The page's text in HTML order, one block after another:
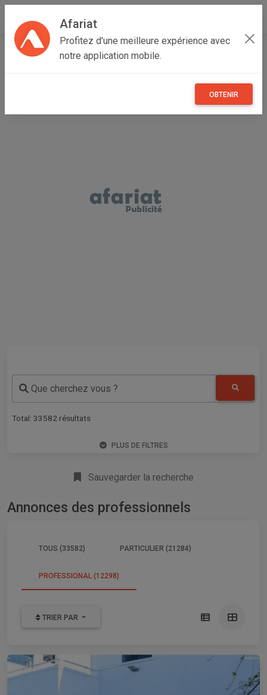
Afariat
Profitez d'une meilleure expérience avec
notre application mobile.
OBTENIR
Accueil Recherche Annonces des professionnels
Que cherchez vous ?
Total: 33582 résultats
PLUS DE FILTRES
Sauvegarder la recherche
Annonces des professionnels
TOUS (33582) PARTICULIER (21284)
PROFESSIONAL (12298)
TRIER PAR